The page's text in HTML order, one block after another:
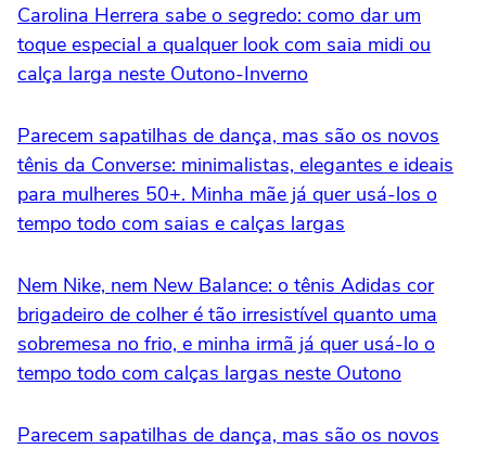
Carolina Herrera sabe o segredo: como dar um
toque especial a qualquer look com saia midi ou
calça larga neste Outono-Inverno
Parecem sapatilhas de dança, mas são os novos
tênis da Converse: minimalistas, elegantes e ideais
para mulheres 50+. Minha mãe já quer usá-los o
tempo todo com saias e calças largas
Nem Nike, nem New Balance: o tênis Adidas cor
brigadeiro de colher é tão irresistível quanto uma
sobremesa no frio, e minha irmã já quer usá-lo o
tempo todo com calças largas neste Outono
Parecem sapatilhas de dança, mas são os novos